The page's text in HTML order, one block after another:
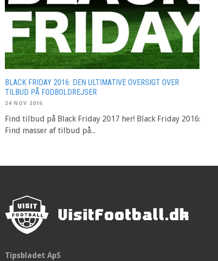
BLACK FRIDAY 2016: DEN ULTIMATIVE OVERSIGT OVER
TILBUD PÅ FODBOLDREJSER
24 NOV 2016
Find tilbud på Black Friday 2017 her! Black Friday 2016:
Find masser af tilbud på...
Tipsbladet ApS